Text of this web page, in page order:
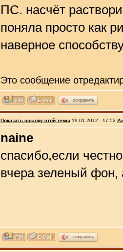
ПС. насчёт
поняла просто как
наверное
Это сообщение
сохранить
Показать ссылку этой темы 19.01.2012 - 17:52
naine
спасибо,если
вчера зеленый фон,
сохранить